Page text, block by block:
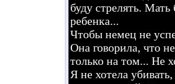
буду стрелять.
ребенка...
Чтобы немец не
Она говорила, что
только на том... Не
Я не хотела